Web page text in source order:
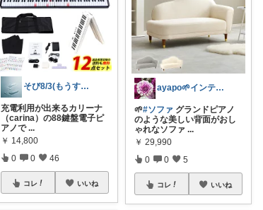
そび8/3(もうすぐ暑いマラソン開幕
充電利用が出来るカリーナ
（carina）の88鍵盤電子ピ
アノで ...
￥ 14,800
0 0 46
コレ いいね
ayapo🌱インテリア&雑貨
🌱#ソファ グランドピアノ
のような美しい背面がおし
ゃれなソファ ...
￥ 29,990
0 0 5
コレ いいね